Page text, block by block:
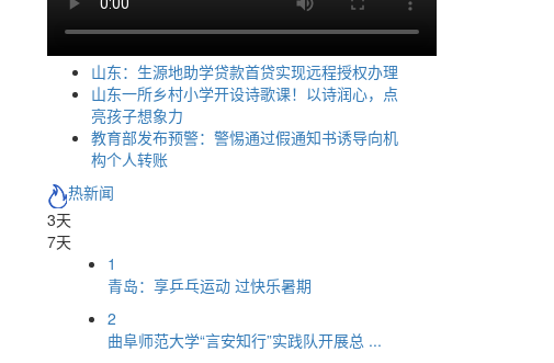
山东：生源地助学贷款首贷实现远程授权办理
山东一所乡村小学开设诗歌课！以诗润心，点
亮孩子想象力
教育部发布预警：警惕通过假通知书诱导向机
构个人转账
热新闻
3天
7天
1
青岛：享乒乓运动 过快乐暑期
2
曲阜师范大学“言安知行”实践队开展总 ...